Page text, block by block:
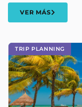
TRIP PLANNING
VER MÁS